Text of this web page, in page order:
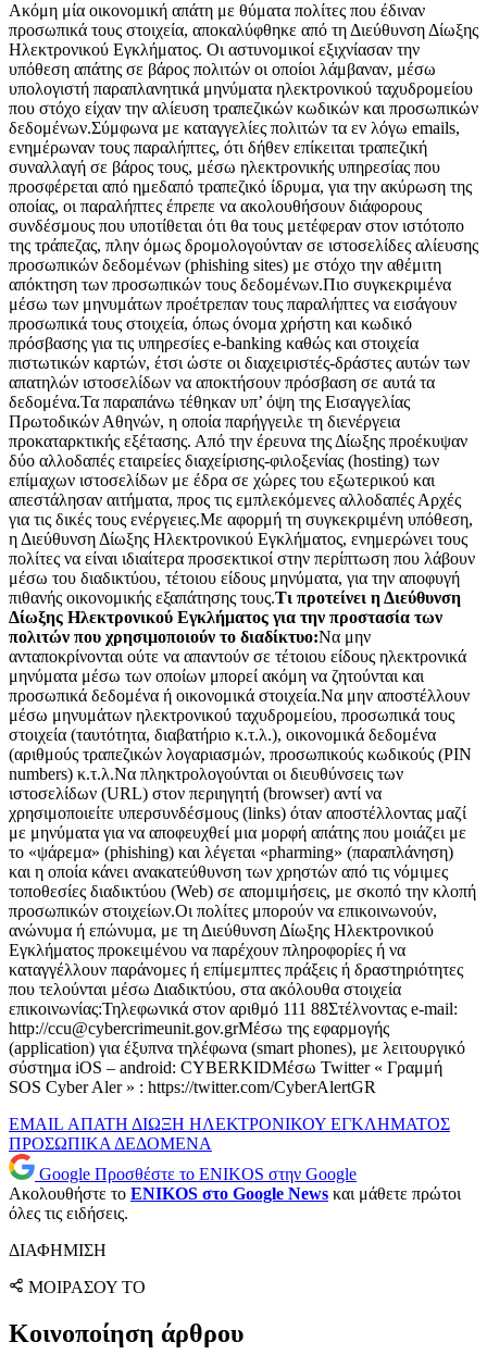
Ακόμη μία οικονομική απάτη με θύματα πολίτες που έδιναν
προσωπικά τους στοιχεία, αποκαλύφθηκε από τη Διεύθυνση Δίωξης
Ηλεκτρονικού Εγκλήματος. Οι αστυνομικοί εξιχνίασαν την
υπόθεση απάτης σε βάρος πολιτών οι οποίοι λάμβαναν, μέσω
υπολογιστή παραπλανητικά μηνύματα ηλεκτρονικού ταχυδρομείου
που στόχο είχαν την αλίευση τραπεζικών κωδικών και προσωπικών
δεδομένων.Σύμφωνα με καταγγελίες πολιτών τα εν λόγω emails,
ενημέρωναν τους παραλήπτες, ότι δήθεν επίκειται τραπεζική
συναλλαγή σε βάρος τους, μέσω ηλεκτρονικής υπηρεσίας που
προσφέρεται από ημεδαπό τραπεζικό ίδρυμα, για την ακύρωση της
οποίας, οι παραλήπτες έπρεπε να ακολουθήσουν διάφορους
συνδέσμους που υποτίθεται ότι θα τους μετέφεραν στον ιστότοπο
της τράπεζας, πλην όμως δρομολογούνταν σε ιστοσελίδες αλίευσης
προσωπικών δεδομένων (phishing sites) με στόχο την αθέμιτη
απόκτηση των προσωπικών τους δεδομένων.Πιο συγκεκριμένα
μέσω των μηνυμάτων προέτρεπαν τους παραλήπτες να εισάγουν
προσωπικά τους στοιχεία, όπως όνομα χρήστη και κωδικό
πρόσβασης για τις υπηρεσίες e-banking καθώς και στοιχεία
πιστωτικών καρτών, έτσι ώστε οι διαχειριστές-δράστες αυτών των
απατηλών ιστοσελίδων να αποκτήσουν πρόσβαση σε αυτά τα
δεδομένα.Τα παραπάνω τέθηκαν υπ’ όψη της Εισαγγελίας
Πρωτοδικών Αθηνών, η οποία παρήγγειλε τη διενέργεια
προκαταρκτικής εξέτασης. Από την έρευνα της Δίωξης προέκυψαν
δύο αλλοδαπές εταιρείες διαχείρισης-φιλοξενίας (hosting) των
επίμαχων ιστοσελίδων με έδρα σε χώρες του εξωτερικού και
απεστάλησαν αιτήματα, προς τις εμπλεκόμενες αλλοδαπές Αρχές
για τις δικές τους ενέργειες.Με αφορμή τη συγκεκριμένη υπόθεση,
η Διεύθυνση Δίωξης Ηλεκτρονικού Εγκλήματος, ενημερώνει τους
πολίτες να είναι ιδιαίτερα προσεκτικοί στην περίπτωση που λάβουν
μέσω του διαδικτύου, τέτοιου είδους μηνύματα, για την αποφυγή
πιθανής οικονομικής εξαπάτησης τους.Τι προτείνει η Διεύθυνση
Δίωξης Ηλεκτρονικού Εγκλήματος για την προστασία των
πολιτών που χρησιμοποιούν το διαδίκτυο:Να μην
ανταποκρίνονται ούτε να απαντούν σε τέτοιου είδους ηλεκτρονικά
μηνύματα μέσω των οποίων μπορεί ακόμη να ζητούνται και
προσωπικά δεδομένα ή οικονομικά στοιχεία.Να μην αποστέλλουν
μέσω μηνυμάτων ηλεκτρονικού ταχυδρομείου, προσωπικά τους
στοιχεία (ταυτότητα, διαβατήριο κ.τ.λ.), οικονομικά δεδομένα
(αριθμούς τραπεζικών λογαριασμών, προσωπικούς κωδικούς (ΡΙΝ
numbers) κ.τ.λ.Να πληκτρολογούνται οι διευθύνσεις των
ιστοσελίδων (URL) στον περιηγητή (browser) αντί να
χρησιμοποιείτε υπερσυνδέσμους (links) όταν αποστέλλοντας μαζί
με μηνύματα για να αποφευχθεί μια μορφή απάτης που μοιάζει με
το «ψάρεμα» (phishing) και λέγεται «pharming» (παραπλάνηση)
και η οποία κάνει ανακατεύθυνση των χρηστών από τις νόμιμες
τοποθεσίες διαδικτύου (Web) σε απομιμήσεις, με σκοπό την κλοπή
προσωπικών στοιχείων.Οι πολίτες μπορούν να επικοινωνούν,
ανώνυμα ή επώνυμα, με τη Διεύθυνση Δίωξης Ηλεκτρονικού
Εγκλήματος προκειμένου να παρέχουν πληροφορίες ή να
καταγγέλλουν παράνομες ή επίμεμπτες πράξεις ή δραστηριότητες
που τελούνται μέσω Διαδικτύου, στα ακόλουθα στοιχεία
επικοινωνίας:Τηλεφωνικά στον αριθμό 111 88Στέλνοντας e-mail:
http://ccu@cybercrimeunit.gov.grΜέσω της εφαρμογής
(application) για έξυπνα τηλέφωνα (smart phones), με λειτουργικό
σύστημα iOS – android: CYBERKIDΜέσω Twitter « Γραμμή
SOS Cyber Aler » : https://twitter.com/CyberAlertGR
EMAIL ΑΠΑΤΗ ΔΙΩΞΗ ΗΛΕΚΤΡΟΝΙΚΟΥ ΕΓΚΛΗΜΑΤΟΣ
ΠΡΟΣΩΠΙΚΑ ΔΕΔΟΜΕΝΑ
Google Προσθέστε το ENIKOS στην Google
Ακολουθήστε το ENIKOS στο Google News και μάθετε πρώτοι
όλες τις ειδήσεις.
ΔΙΑΦΗΜΙΣΗ
ΜΟΙΡΑΣΟΥ ΤΟ
Κοινοποίηση άρθρου